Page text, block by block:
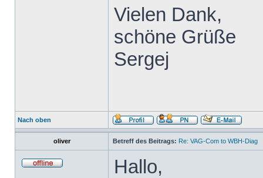
Vielen Dank,
schöne Grüße
Sergej
Nach oben
oliver Betreff des Beitrags: Re: VAG-Com to WBH-Diag
Hallo,